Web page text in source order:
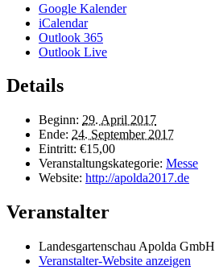
Google Kalender
iCalendar
Outlook 365
Outlook Live
Details
Beginn: 29. April 2017
Ende: 24. September 2017
Eintritt: €15,00
Veranstaltungskategorie: Messe
Website: http://apolda2017.de
Veranstalter
Landesgartenschau Apolda GmbH
Veranstalter-Website anzeigen